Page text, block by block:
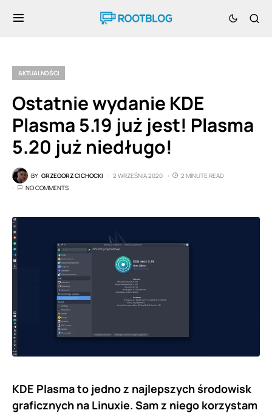
AKTUALNOŚCI
Ostatnie wydanie KDE
Plasma 5.19 już jest! Plasma
5.20 już niedługo!
BY GRZEGORZ CICHOCKI 2 WRZEŚNIA 2020
2 MINUTE READ
NO COMMENTS
KDE Plasma to jedno z najlepszych środowisk
graficznych na Linuxie. Sam z niego korzystam